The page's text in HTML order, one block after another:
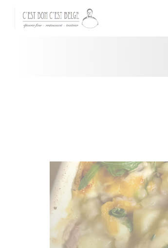
Personnalisation de vos choix en matière de cookies